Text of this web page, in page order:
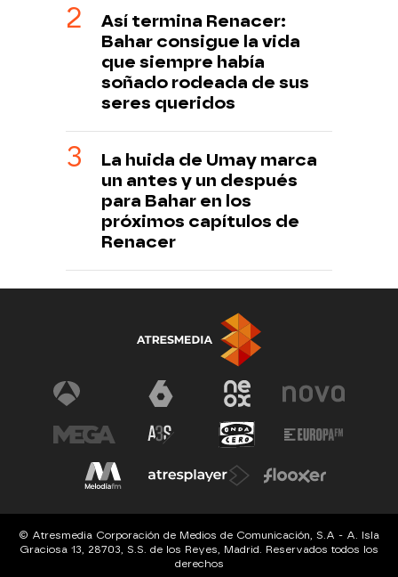
Así termina Renacer:
Bahar consigue la vida
que siempre había
soñado rodeada de sus
seres queridos
La huida de Umay marca
un antes y un después
para Bahar en los
próximos capítulos de
Renacer
© Atresmedia Corporación de Medios de Comunicación, S.A - A. Isla
Graciosa 13, 28703, S.S. de los Reyes, Madrid. Reservados todos los
derechos